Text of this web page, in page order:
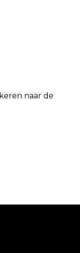
naar de